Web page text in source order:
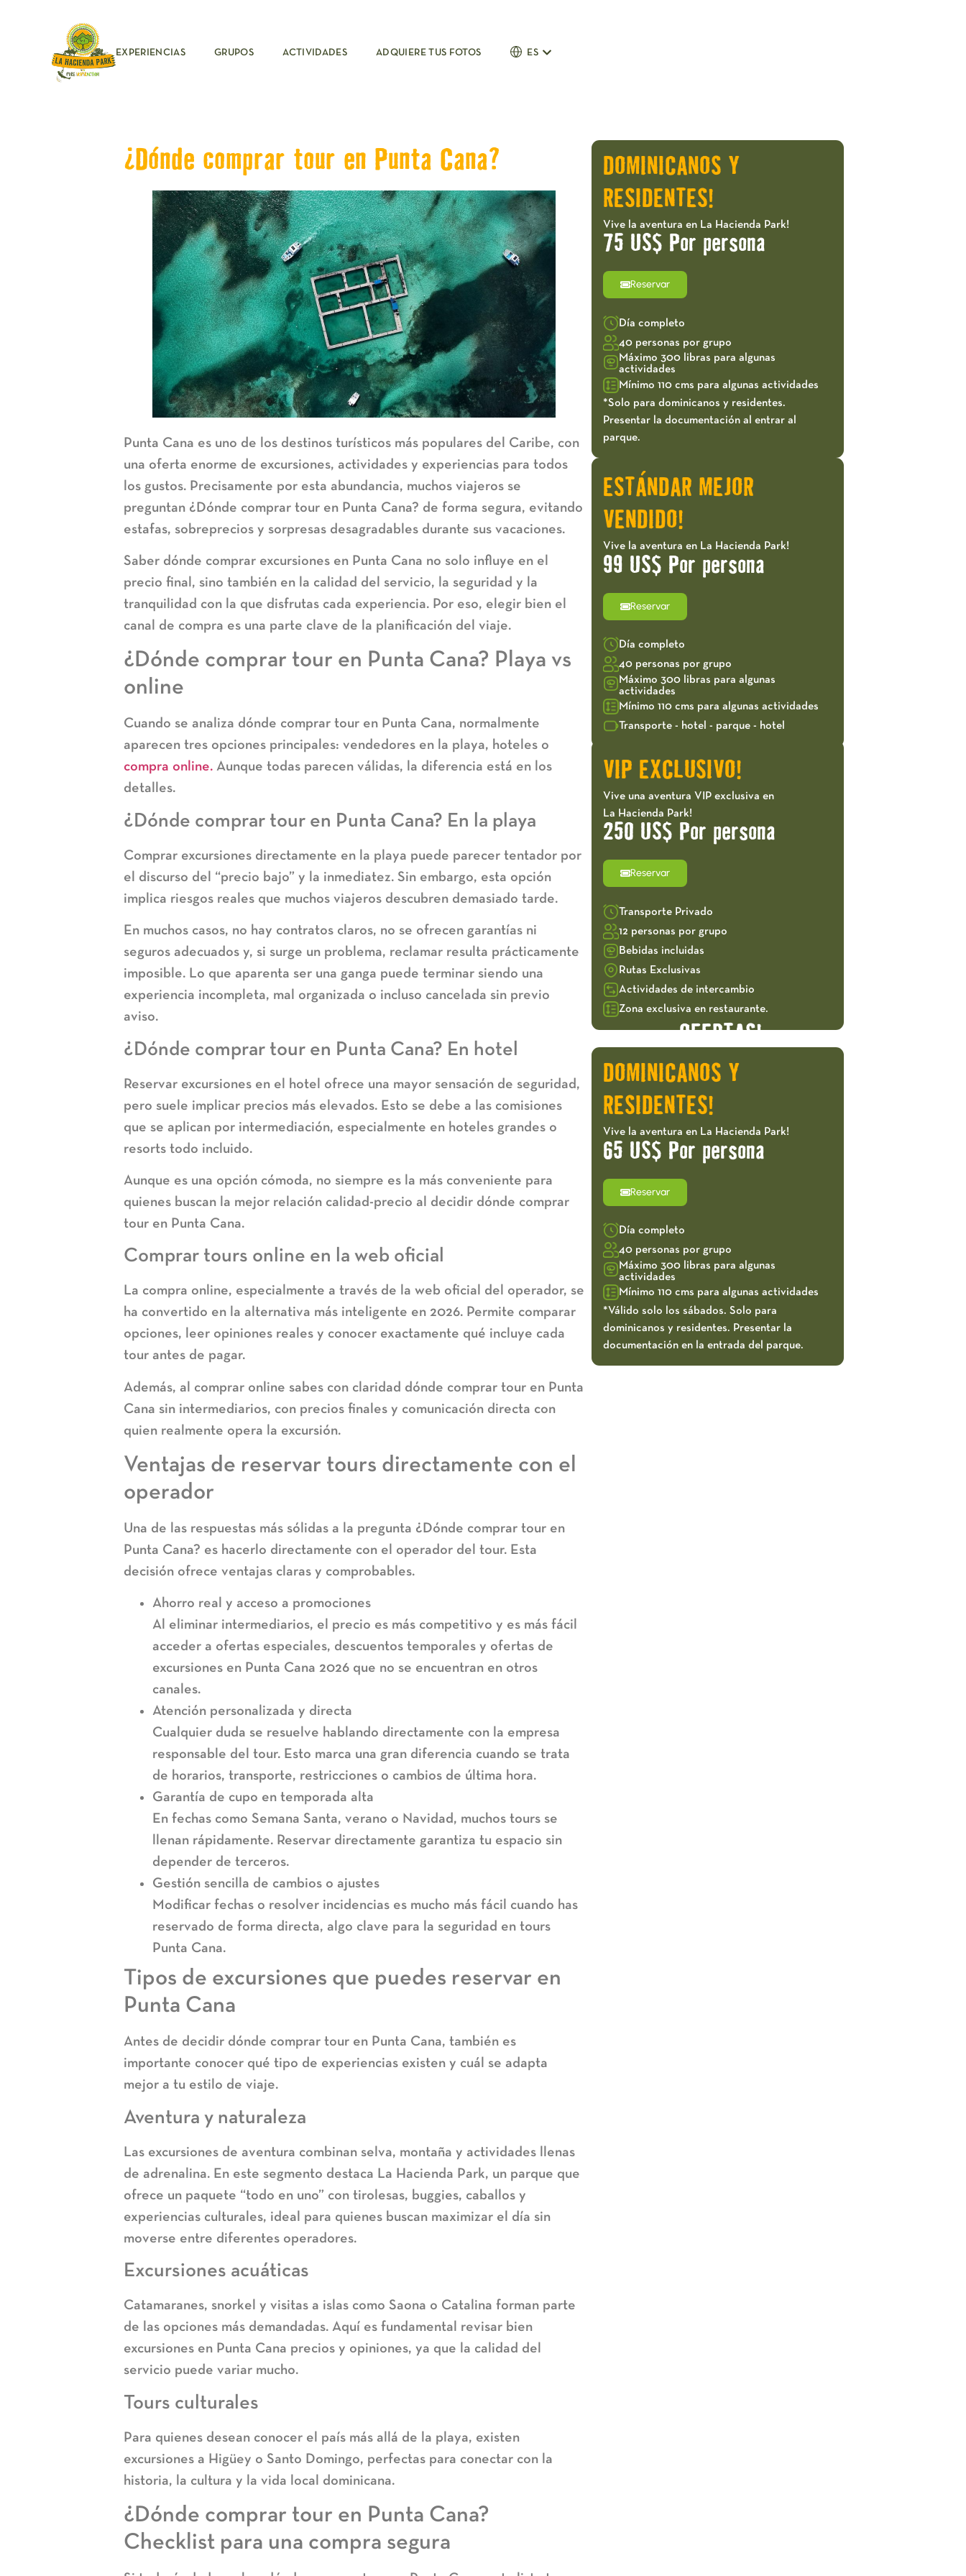
EXPERIENCIAS GRUPOS ACTIVIDADES ADQUIERE TUS FOTOS ES
¿Dónde comprar tour en Punta Cana?
Punta Cana es uno de los destinos turísticos más populares del Caribe, con
una oferta enorme de excursiones, actividades y experiencias para todos
los gustos. Precisamente por esta abundancia, muchos viajeros se
preguntan ¿Dónde comprar tour en Punta Cana? de forma segura, evitando
estafas, sobreprecios y sorpresas desagradables durante sus vacaciones.
Saber dónde comprar excursiones en Punta Cana no solo influye en el
precio final, sino también en la calidad del servicio, la seguridad y la
tranquilidad con la que disfrutas cada experiencia. Por eso, elegir bien el
canal de compra es una parte clave de la planificación del viaje.
¿Dónde comprar tour en Punta Cana? Playa vs
online
Cuando se analiza dónde comprar tour en Punta Cana, normalmente
aparecen tres opciones principales: vendedores en la playa, hoteles o
compra online.Aunque todas parecen válidas, la diferencia está en los
detalles.
¿Dónde comprar tour en Punta Cana? En la playa
Comprar excursiones directamente en la playa puede parecer tentador por
el discurso del “precio bajo” y la inmediatez. Sin embargo, esta opción
implica riesgos reales que muchos viajeros descubren demasiado tarde.
En muchos casos, no hay contratos claros, no se ofrecen garantías ni
seguros adecuados y, si surge un problema, reclamar resulta prácticamente
imposible. Lo que aparenta ser una ganga puede terminar siendo una
experiencia incompleta, mal organizada o incluso cancelada sin previo
aviso.
¿Dónde comprar tour en Punta Cana? En hotel
Reservar excursiones en el hotel ofrece una mayor sensación de seguridad,
pero suele implicar precios más elevados. Esto se debe a las comisiones
que se aplican por intermediación, especialmente en hoteles grandes o
resorts todo incluido.
Aunque es una opción cómoda, no siempre es la más conveniente para
quienes buscan la mejor relación calidad-precio al decidir dónde comprar
tour en Punta Cana.
Comprar tours online en la web oficial
La compra online, especialmente a través de la web oficial del operador, se
ha convertido en la alternativa más inteligente en 2026. Permite comparar
opciones, leer opiniones reales y conocer exactamente qué incluye cada
tour antes de pagar.
Además, al comprar online sabes con claridad dónde comprar tour en Punta
Cana sin intermediarios, con precios finales y comunicación directa con
quien realmente opera la excursión.
Ventajas de reservar tours directamente con el
operador
Una de las respuestas más sólidas a la pregunta ¿Dónde comprar tour en
Punta Cana? es hacerlo directamente con el operador del tour. Esta
decisión ofrece ventajas claras y comprobables.
Ahorro real y acceso a promociones
Al eliminar intermediarios, el precio es más competitivo y es más fácil
acceder a ofertas especiales, descuentos temporales y ofertas de
excursiones en Punta Cana 2026que no se encuentran en otros
canales.
Atención personalizada y directa
Cualquier duda se resuelve hablando directamente con la empresa
responsable del tour. Esto marca una gran diferencia cuando se trata
de horarios, transporte, restricciones o cambios de última hora.
Garantía de cupo en temporada alta
En fechas como Semana Santa, verano o Navidad, muchos tours se
llenan rápidamente. Reservar directamente garantiza tu espacio sin
depender de terceros.
Gestión sencilla de cambios o ajustes
Modificar fechas o resolver incidencias es mucho más fácil cuando has
reservado de forma directa, algo clave para la seguridad en tours
Punta Cana.
Tipos de excursiones que puedes reservar en
Punta Cana
Antes de decidir dónde comprar tour en Punta Cana, también es
importante conocer qué tipo de experiencias existen y cuál se adapta
mejor a tu estilo de viaje.
Aventura y naturaleza
Las excursiones de aventura combinan selva, montaña y actividades llenas
de adrenalina. En este segmento destaca La Hacienda Park, un parque que
ofrece un paquete “todo en uno” con tirolesas, buggies, caballos y
experiencias culturales, ideal para quienes buscan maximizar el día sin
moverse entre diferentes operadores.
Excursiones acuáticas
Catamaranes, snorkel y visitas a islas como Saona o Catalina forman parte
de las opciones más demandadas. Aquí es fundamental revisar bien
excursiones en Punta Cana precios y opiniones, ya que la calidad del
servicio puede variar mucho.
Tours culturales
Para quienes desean conocer el país más allá de la playa, existen
excursiones a Higüey o Santo Domingo, perfectas para conectar con la
historia, la cultura y la vida local dominicana.
¿Dónde comprar tour en Punta Cana?
Checklist para una compra segura
DOMINICANOS Y
RESIDENTES!
Vive la aventura en La Hacienda Park!
75 US$ Por persona
Reservar
Día completo
40 personas por grupo
Máximo 300 libras para algunas
actividades
Mínimo 110 cms para algunas actividades
*Solo para dominicanos y residentes.
Presentar la documentación al entrar al
parque.
ESTÁNDAR MEJOR
VENDIDO!
Vive la aventura en La Hacienda Park!
99 US$ Por persona
Reservar
Día completo
40 personas por grupo
Máximo 300 libras para algunas
actividades
Mínimo 110 cms para algunas actividades
Transporte - hotel - parque - hotel
VIP EXCLUSIVO!
Vive una aventura VIP exclusiva en
La Hacienda Park!
250 US$ Por persona
Reservar
Transporte Privado
12 personas por grupo
Bebidas incluidas
Rutas Exclusivas
Actividades de intercambio
Zona exclusiva en restaurante.
OFERTAS!
DOMINICANOS Y
RESIDENTES!
Vive la aventura en La Hacienda Park!
65 US$ Por persona
Reservar
Día completo
40 personas por grupo
Máximo 300 libras para algunas
actividades
Mínimo 110 cms para algunas actividades
*Válido solo los sábados. Solo para
dominicanos y residentes. Presentar la
documentación en la entrada del parque.